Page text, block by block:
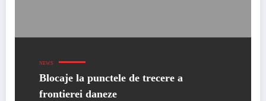
NEWS
Blocaje la punctele de trecere a
frontierei daneze